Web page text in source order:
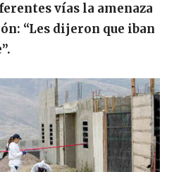
vías la amenaza
“Les dijeron que iban